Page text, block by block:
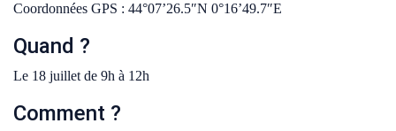
Coordonnées GPS : 44°07’26.5″N 0°16’49.7″E
Quand ?
Le 18 juillet de 9h à 12h
Comment ?